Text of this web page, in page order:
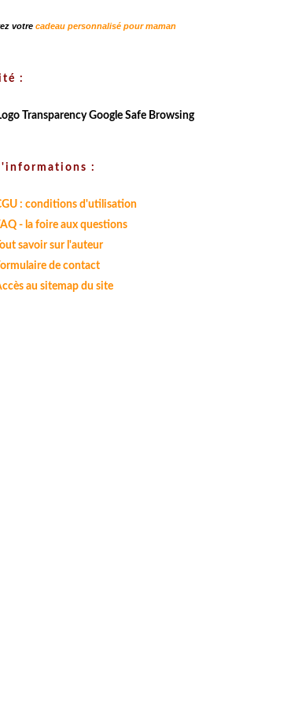
votre cadeau personnalisé pour maman
:
:
: conditions d'utilisation
- la foire aux questions
Tout savoir sur l'auteur
de contact
au sitemap du site